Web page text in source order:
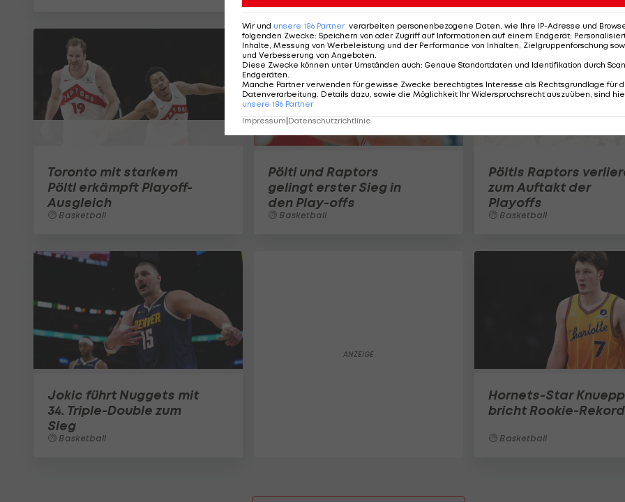
Toronto mit starkem
Pöltl erkämpft Playoff-
Ausgleich
Basketball
Pöltl und Raptors
gelingt erster Sieg in
den Play-offs
Basketball
Pöltls Raptors
zum Auftakt der
Playoffs
Basketball
Jokic führt Nuggets mit
34. Triple-Double zum
Sieg
Basketball
Hornets-Star
bricht Rookie-Rekord
Basketball
Wir und unsere 186 Partner verarbeiten personenbezogene Daten, wie Ihre IP-Adresse und
folgenden Zwecke: Speichern von oder Zugriff auf Informationen auf einem Endgerät;
Inhalte, Messung von Werbeleistung und der Performance von Inhalten, Zielgruppenforschung
und Verbesserung von Angeboten.
Diese Zwecke können unter Umständen auch: Genaue Standortdaten und Identifikation durch
Endgeräten.
Manche Partner verwenden für gewisse Zwecke berechtigtes Interesse als Rechtsgrundlage für
Datenverarbeitung. Details dazu, sowie die Möglichkeit Ihr Widerspruchsrecht auszuüben, sind
unsere 186 Partner
Impressum Datenschutzrichtlinie